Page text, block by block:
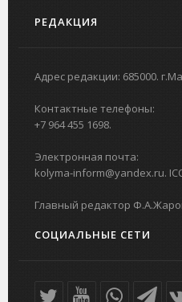
РЕДАКЦИЯ
Адрес редакции: 685000.
Контактные телефоны:
+7 964 455 1698.
Электронная почта:
kolyma-inform@yandex.ru.
Главный редактор
СОЦИАЛЬНЫЕ СЕТИ